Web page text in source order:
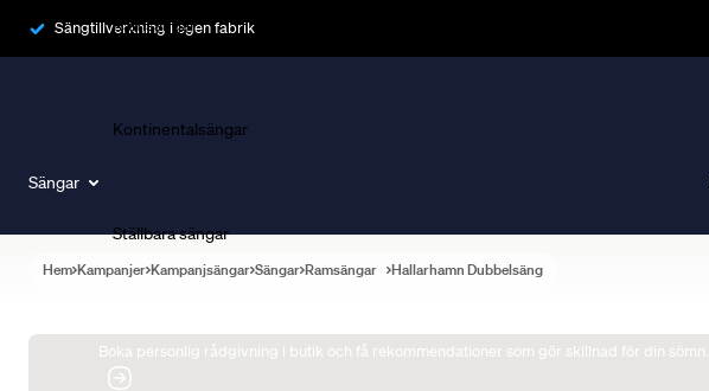
Sängtillverkning i egen fabrik
Sängar
Ramsängar
Kontinentalsängar
Ställbara sängar
Boka personlig rådgivning i butik och få rekommendationer som gör skillnad för din sömn.
Hem Kampanjer Kampanjsängar Sängar Ramsängar Hallarhamn Dubbelsäng